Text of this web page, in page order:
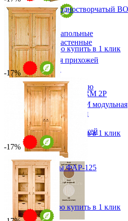
-10%
Прихожая
Вешалки напольные
Вешалки настенные
Газетница
Зеркала для прихожей
Ключницы
Консоли
Наборы в прихожую
Обувницы
Прихожая Вилия-М модульная
Скамьи и банкетки
Тумбы и комоды
Шкафы для прихожей
Шкаф для белья одностворчатый
от 36 920 ₽
от 43 435 ₽
56х180х40 см
В корзину Быстро купить в 1 клик
Шкаф для одежды EL ARM 2P
от 49 216 ₽
от 59 656 ₽
134х202х57 см
В корзину Быстро купить в 1 клик
-17%
Шкаф для посуды ФАР-125
от 60 547 ₽
от 73 390 ₽
122х200х58 см
В корзину Быстро купить в 1 клик
-17%